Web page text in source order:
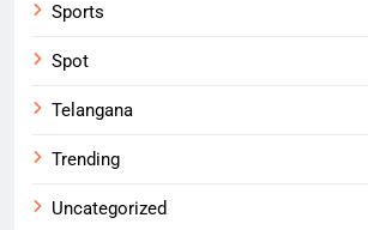
Sports
Spot
Telangana
Trending
Uncategorized